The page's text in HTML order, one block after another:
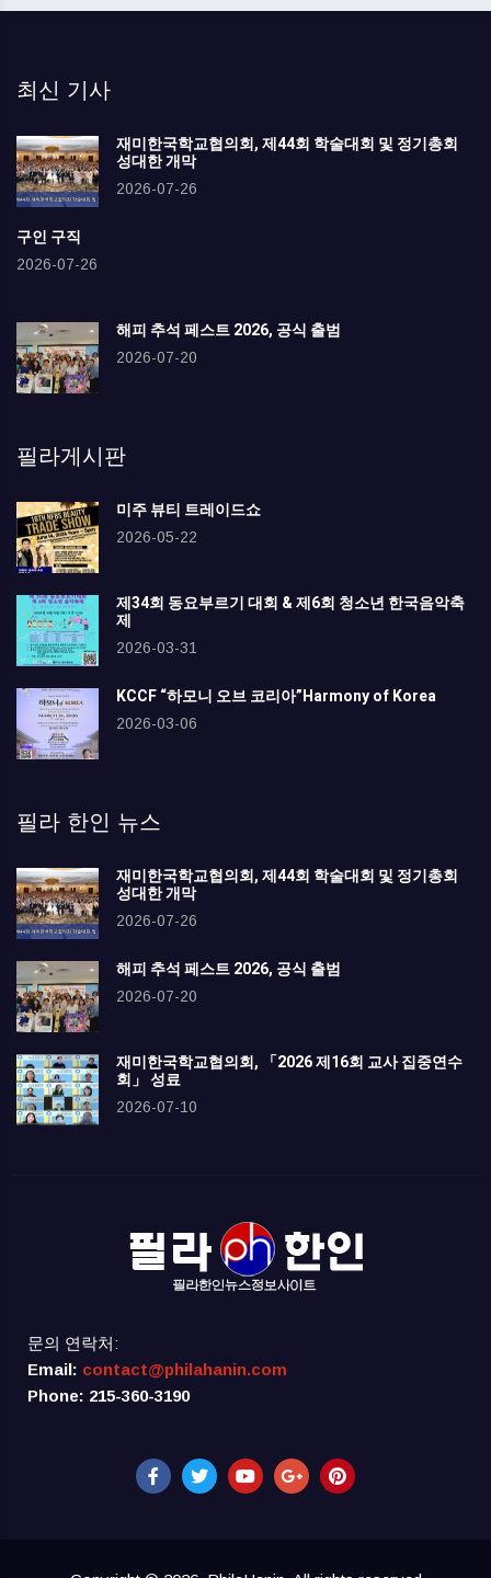
최신 기사
재미한국학교협의회, 제44회 학술대회 및 정기총회
성대한 개막
2026-07-26
구인 구직
2026-07-26
해피 추석 페스트 2026, 공식 출범
2026-07-20
필라게시판
미주 뷰티 트레이드쇼
2026-05-22
제34회 동요부르기 대회 & 제6회 청소년 한국음악축
제
2026-03-31
KCCF “하모니 오브 코리아”Harmony of Korea
2026-03-06
필라 한인 뉴스
재미한국학교협의회, 제44회 학술대회 및 정기총회
성대한 개막
2026-07-26
해피 추석 페스트 2026, 공식 출범
2026-07-20
재미한국학교협의회, 「2026 제16회 교사 집중연수
회」 성료
2026-07-10
문의 연락처:
Email: contact@philahanin.com
Phone: 215-360-3190